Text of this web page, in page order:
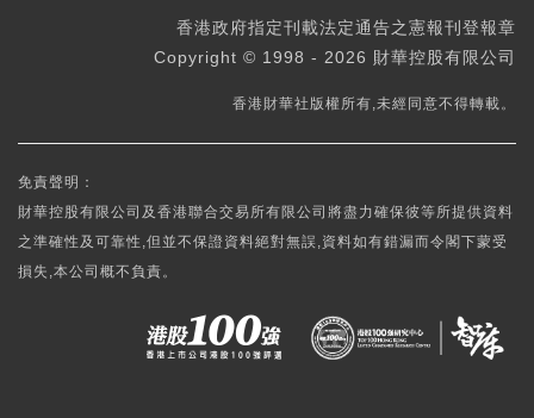
香港政府指定刊載法定通告之憲報刊登報章
Copyright © 1998 - 2026 財華控股有限公司
香港財華社版權所有,未經同意不得轉載。
免責聲明：
財華控股有限公司及香港聯合交易所有限公司將盡力確保彼等所提供資料
之準確性及可靠性,但並不保證資料絕對無誤,資料如有錯漏而令閣下蒙受
損失,本公司概不負責。